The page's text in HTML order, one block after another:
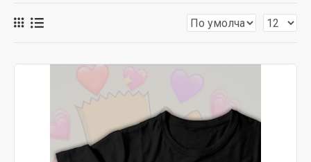
Что предлагаем
D'oh! Печать под заказ.